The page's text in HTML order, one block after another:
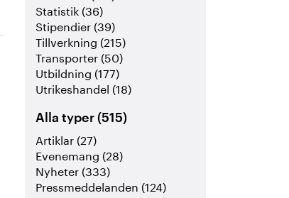
Statistik (36)
Stipendier (39)
Tillverkning (215)
Transporter (50)
Utbildning (177)
Utrikeshandel (18)
Alla typer (515)
Artiklar (27)
Evenemang (28)
Nyheter (333)
Pressmeddelanden (124)